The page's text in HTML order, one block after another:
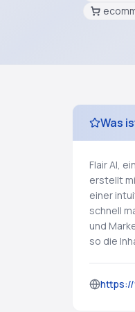
Was
Flair AI,
erstellt
einer
schnell
und
so die
https://